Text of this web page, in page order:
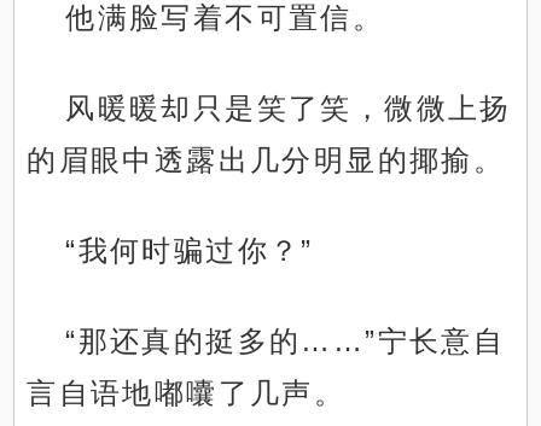
他满脸写着不可置信。
风暖暖却只是笑了笑，微微上扬
的眉眼中透露出几分明显的揶揄。
“我何时骗过你？”
“那还真的挺多的……”宁长意自
言自语地嘟囔了几声。